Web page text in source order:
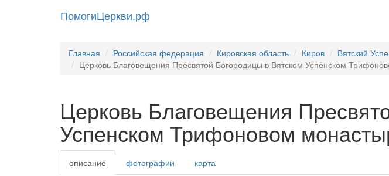
ПомогиЦеркви.рф
Главная Российская федерация Кировская область Киров
Вятский
Церковь Благовещения Пресвятой Богородицы в Вятском Успенском
Церковь Благовещения
Успенском Трифоновом
описание фотографии карта